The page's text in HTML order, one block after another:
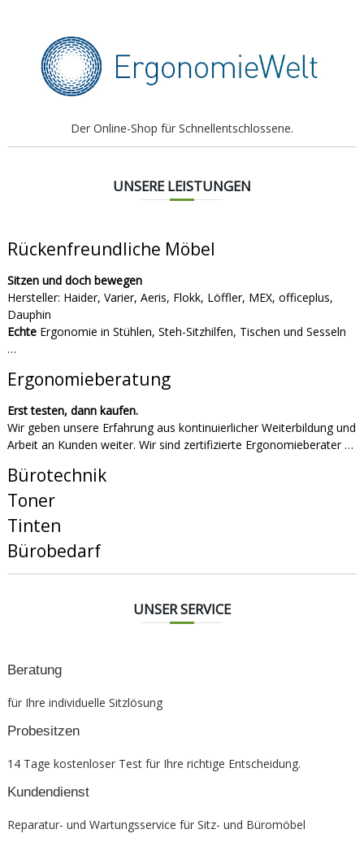
Der Online-Shop für Schnellentschlossene.
UNSERE LEISTUNGEN
Rückenfreundliche Möbel
Sitzen und doch bewegen
Hersteller: Haider, Varier, Aeris, Flokk, Löffler, MEX, officeplus,
Dauphin
EchteErgonomie in Stühlen, Steh-Sitzhilfen, Tischen und Sesseln
…
Ergonomieberatung
Erst testen, dann kaufen.
Wir geben unsere Erfahrung aus kontinuierlicher Weiterbildung und
Arbeit an Kunden weiter. Wir sind zertifizierte Ergonomieberater …
Bürotechnik
Toner
Tinten
Bürobedarf
UNSER SERVICE
Beratung
für Ihre individuelle Sitzlösung
Probesitzen
14 Tage kostenloser Test für Ihre richtige Entscheidung.
Kundendienst
Reparatur- und Wartungsservice für Sitz- und Büromöbel